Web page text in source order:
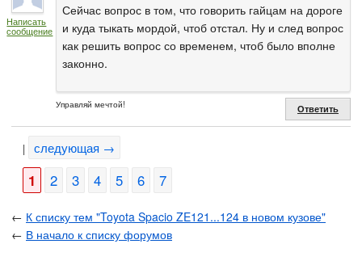
Написать
сообщение
Сейчас вопрос в том, что говорить гайцам на дороге
и куда тыкать мордой, чтоб отстал. Ну и след вопрос
как решить вопрос со временем, чтоб было вполне
законно.
Управляй мечтой! Ответить
| следующая →
1 2 3 4 5 6 7
← К списку тем "Toyota Spacio ZE121...124 в новом кузове"
← В начало к списку форумов